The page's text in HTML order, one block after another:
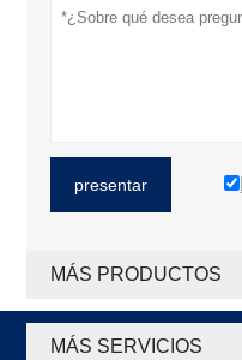
presentar
MÁS PRODUCTOS
MÁS SERVICIOS